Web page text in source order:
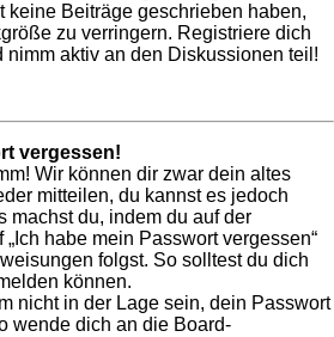
keine Beiträge geschrieben haben,
zu verringern. Registriere dich
nimm aktiv an den Diskussionen teil!
vergessen!
Wir können dir zwar dein altes
mitteilen, du kannst es jedoch
machst du, indem du auf der
habe mein Passwort vergessen“
folgst. So solltest du dich
können.
nicht in der Lage sein, dein Passwort
wende dich an die Board-